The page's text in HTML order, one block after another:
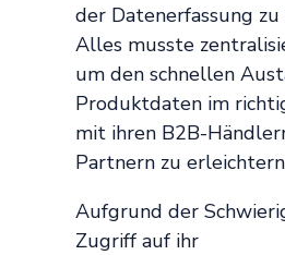
der Datenerfassung zu
Alles musste
um den schnellen
Produktdaten im
mit ihren B2B-
Partnern zu
Aufgrund der
Zugriff auf ihr